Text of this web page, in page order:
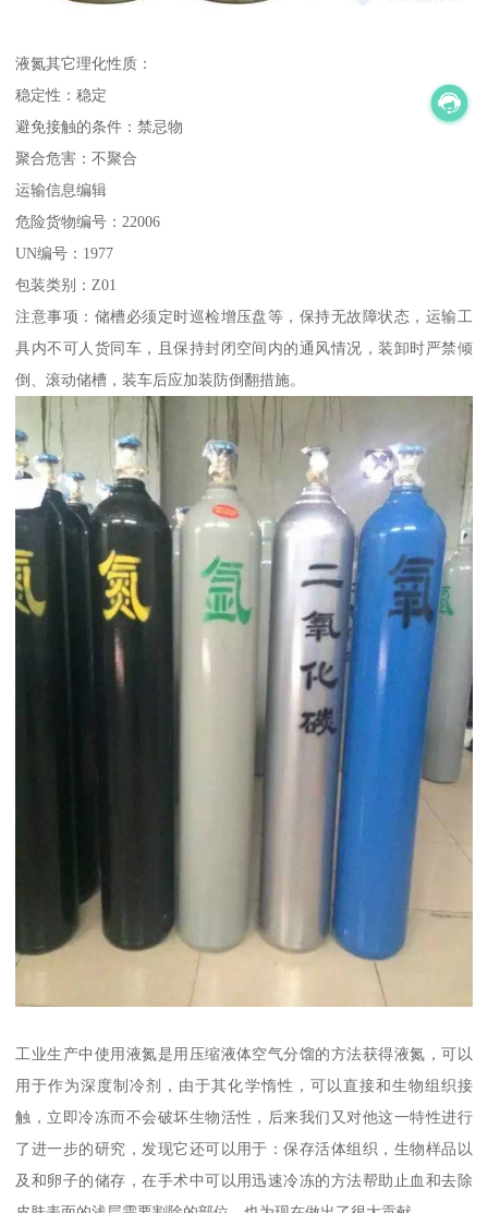
液氮其它理化性质：
稳定性：稳定
避免接触的条件：禁忌物
聚合危害：不聚合
运输信息编辑
危险货物编号：22006
UN编号：1977
包装类别：Z01
注意事项：储槽必须定时巡检增压盘等，保持无故障状态，运输工
具内不可人货同车，且保持封闭空间内的通风情况，装卸时严禁倾
倒、滚动储槽，装车后应加装防倒翻措施。
工业生产中使用液氮是用压缩液体空气分馏的方法获得液氮，可以
用于作为深度制冷剂，由于其化学惰性，可以直接和生物组织接
触，立即冷冻而不会破坏生物活性，后来我们又对他这一特性进行
了进一步的研究，发现它还可以用于：保存活体组织，生物样品以
及和卵子的储存，在手术中可以用迅速冷冻的方法帮助止血和去除